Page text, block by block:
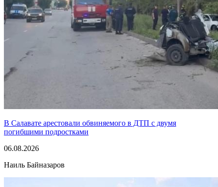
В Салавате арестовали обвиняемого в ДТП с двумя
погибшими подростками
06.08.2026
Наиль Байназаров